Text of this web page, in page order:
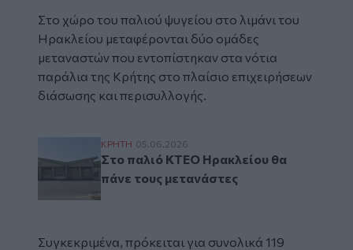
Στο χώρο του παλιού ψυγείου στο λιμάνι του
Ηρακλείου μεταφέρονται δύο ομάδες
μεταναστών που εντοπίστηκαν στα νότια
παράλια της Κρήτης στο πλαίσιο επιχειρήσεων
διάσωσης και περισυλλογής.
Στο παλιό ΚΤΕΟ Ηρακλείου θα πάνε τους
ΚΡΗΤΗ 05.06.2026
Στο παλιό ΚΤΕΟ Ηρακλείου θα
πάνε τους μετανάστες
Συγκεκριμένα, πρόκειται για συνολικά 119